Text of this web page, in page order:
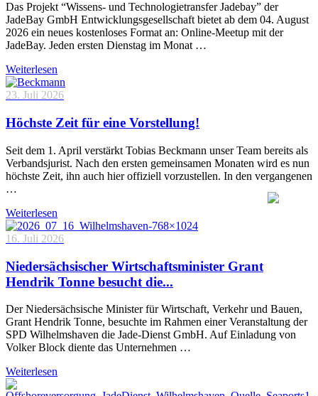
Das Projekt “Wissens- und Technologietransfer Jadebay” der
JadeBay GmbH Entwicklungsgesellschaft bietet ab dem 04. August
2026 ein neues kostenloses Format an: Online-Meetup mit der
JadeBay. Jeden ersten Dienstag im Monat …
Weiterlesen
23. Juli 2026
Höchste Zeit für eine Vorstellung!
Seit dem 1. April verstärkt Tobias Beckmann unser Team bereits als
Verbandsjurist. Nach den ersten gemeinsamen Monaten wird es nun
höchste Zeit, ihn auch hier offiziell vorzustellen. In den vergangenen
…
Weiterlesen
16. Juli 2026
Niedersächsischer Wirtschaftsminister Grant
Hendrik Tonne besucht die...
Der Niedersächsische Minister für Wirtschaft, Verkehr und Bauen,
Grant Hendrik Tonne, besuchte im Rahmen einer Veranstaltung der
SPD Wilhelmshaven die Jade-Dienst GmbH. Auf Einladung von
Volker Block diente das Unternehmen …
Weiterlesen